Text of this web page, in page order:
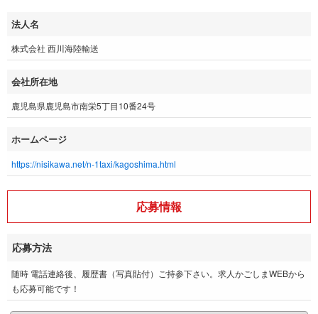
法人名
株式会社 西川海陸輸送
会社所在地
鹿児島県鹿児島市南栄5丁目10番24号
ホームページ
https://nisikawa.net/n-1taxi/kagoshima.html
応募情報
応募方法
随時 電話連絡後、履歴書（写真貼付）ご持参下さい。求人かごしまWEBから
も応募可能です！